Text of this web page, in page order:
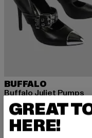
BUFFALO
Buffalo Juliet Pumps
98,39 EUR
Derzeitiger Preis: 98,39
119,99 EUR
GREAT
HERE!